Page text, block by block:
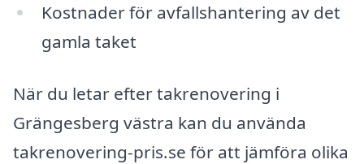
Kostnader för avfallshantering av det
gamla taket
När du letar efter takrenovering i
Grängesberg västra kan du använda
takrenovering-pris.se för att jämföra olika